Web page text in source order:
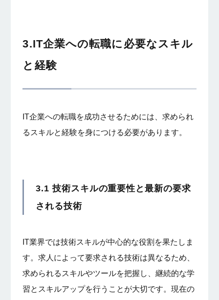
3.IT企業への転職に必要なスキル
と経験
IT企業への転職を成功させるためには、求められ
るスキルと経験を身につける必要があります。
3.1 技術スキルの重要性と最新の要求
される技術
IT業界では技術スキルが中心的な役割を果たしま
す。求人によって要求される技術は異なるため、
求められるスキルやツールを把握し、継続的な学
習とスキルアップを行うことが大切です。現在の